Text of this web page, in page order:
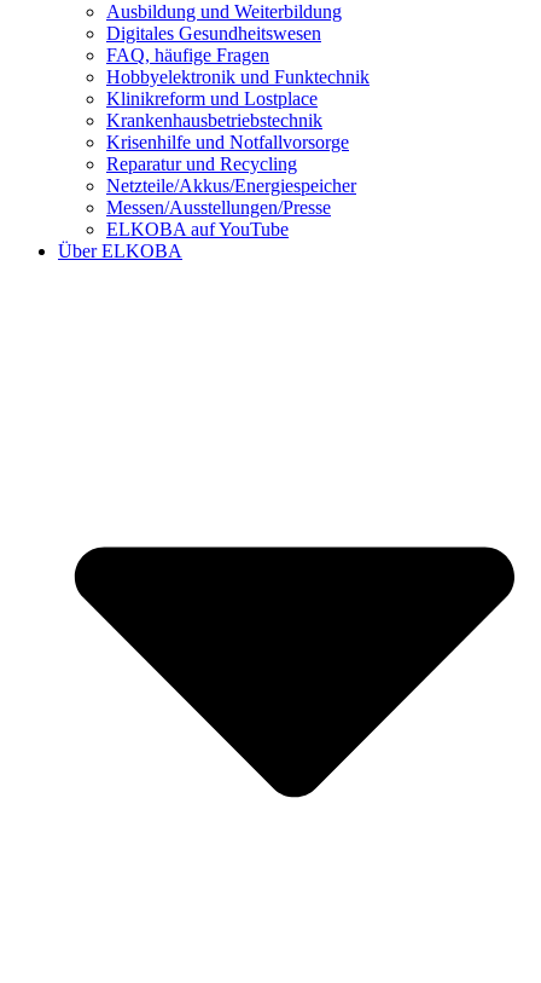
Ausbildung und Weiterbildung
Digitales Gesundheitswesen
FAQ, häufige Fragen
Hobbyelektronik und Funktechnik
Klinikreform und Lostplace
Krankenhausbetriebstechnik
Krisenhilfe und Notfallvorsorge
Reparatur und Recycling
Netzteile/Akkus/Energiespeicher
Messen/Ausstellungen/Presse
ELKOBA auf YouTube
Über ELKOBA